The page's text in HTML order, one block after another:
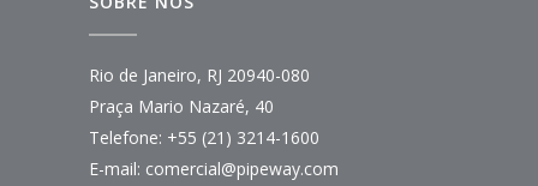
Rio de Janeiro, RJ 20940-080
Praça Mario Nazaré, 40
Telefone: +55 (21) 3214-1600
E-mail: comercial@pipeway.com